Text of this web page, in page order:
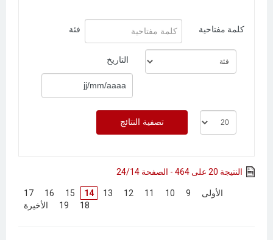
كلمة مفتاحية فئة
التاريخ
النتيجة 20 على 464 - الصفحة 24/14
الأولى 9
10
11
12
13
14
15
16
17
18
19 الأخيرة